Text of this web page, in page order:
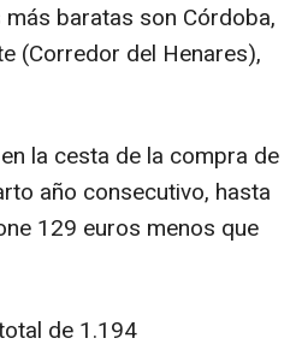
baratas son Córdoba,
(Corredor del Henares),
la cesta de la compra de
año consecutivo, hasta
129 euros menos que
de 1.194